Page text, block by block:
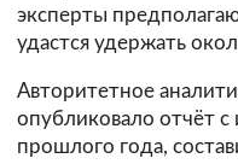
эксперты
удастся удержать
Авторитетное
опубликовало отчёт с
прошлого года,